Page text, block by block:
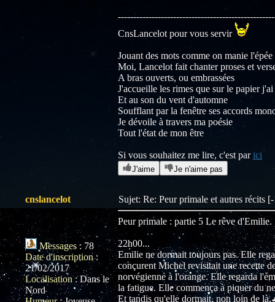
CnsLancelot pour vous servir
Jouant des mots comme on manie l'épée
Moi, Lancelot fait chanter proses et
A bras ouverts, ou embrassées
J'accueille les rimes que sur le papier j'ai
Et au son du vent d'automne
Soufflant par la fenêtre ses accords
Je dévoile à travers ma poésie
Tout l'état de mon être
Si vous souhaitez me lire, c'est parici
J'aime Je n'aime pas
cnslancelot
Messages : 78
Date d'inscription:
21/02/2017
Localisation:Dans le
Nord
Sujet: Re: Peur primale et autres
Peur primale : partie 5 Le rêve d'Emilie.
22h00...
Emilie ne dormait toujours pas. Elle
conçurent Michel revisitait une recette
norvégienne à l'orange. Elle regarda
la fatigue. Elle commença à piquer du
Et tandis qu'elle dormait, non loin de là,